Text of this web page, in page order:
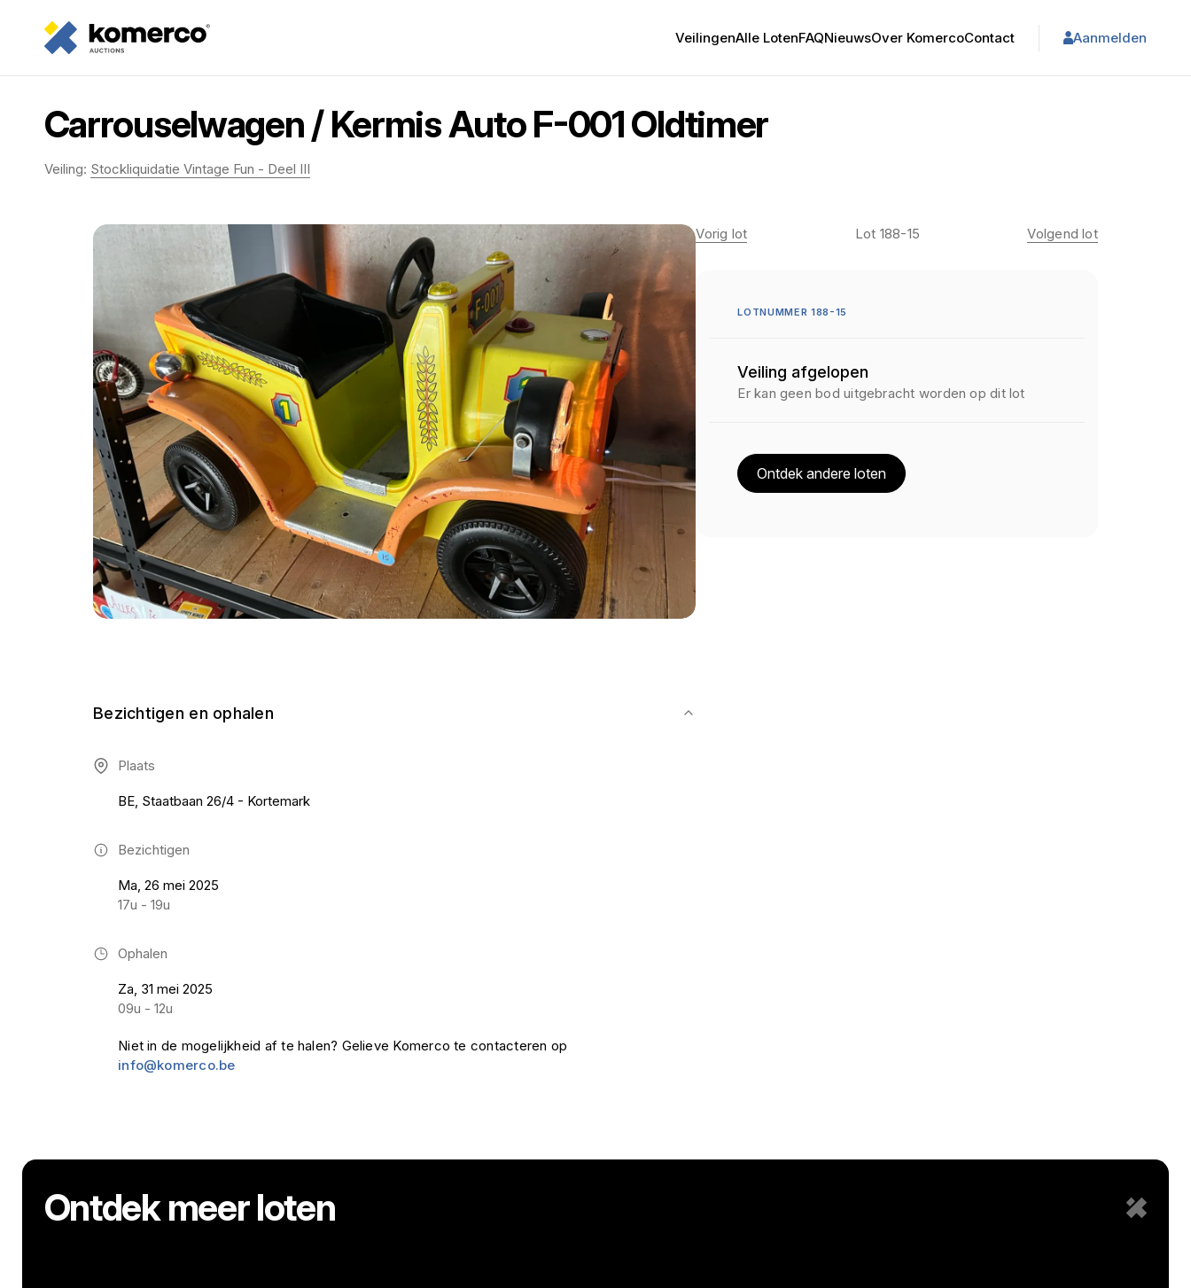
VeilingenAlle LotenFAQNieuwsOver KomercoContact Aanmelden
Carrouselwagen / Kermis Auto F-001 Oldtimer
Veiling: Stockliquidatie Vintage Fun - Deel III
Bezichtigen en ophalen
Plaats
BE, Staatbaan 26/4 - Kortemark
Bezichtigen
Ma, 26 mei 2025
17u - 19u
Ophalen
Za, 31 mei 2025
09u - 12u
Niet in de mogelijkheid af te halen? Gelieve Komerco te contacteren op
info@komerco.be
Vorig lot Lot 188-15 Volgend lot
LOTNUMMER 188-15
Veiling afgelopen
Er kan geen bod uitgebracht worden op dit lot
Ontdek andere loten
Ontdek meer loten